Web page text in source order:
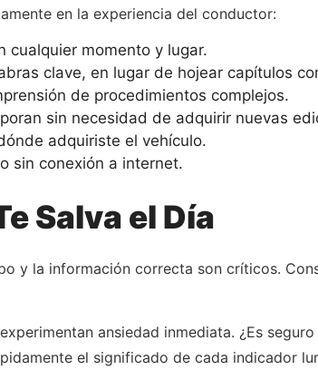
en la experiencia del conductor:
cualquier momento y lugar.
clave, en lugar de hojear capítulos
de procedimientos complejos.
sin necesidad de adquirir nuevas
adquiriste el vehículo.
sin conexión a internet.
Salva el Día
y la información correcta son críticos.
ansiedad inmediata. ¿Es
el significado de cada indicador